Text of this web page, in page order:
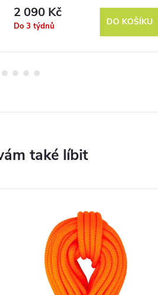
2 090 Kč
Do 3 týdnů DO KOŠÍKU